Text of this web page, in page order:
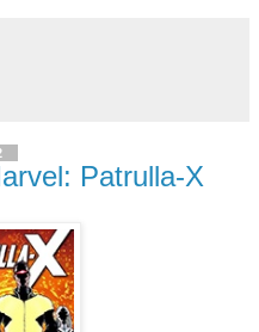
Patrulla-X